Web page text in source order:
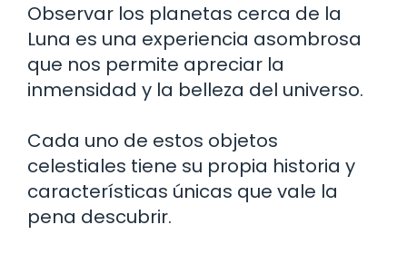
Observar los planetas cerca de la
Luna es una experiencia asombrosa
que nos permite apreciar la
inmensidad y la belleza del universo.
Cada uno de estos objetos
celestiales tiene su propia historia y
características únicas que vale la
pena descubrir.